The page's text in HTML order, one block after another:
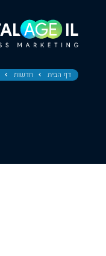
דף הבית חדשות